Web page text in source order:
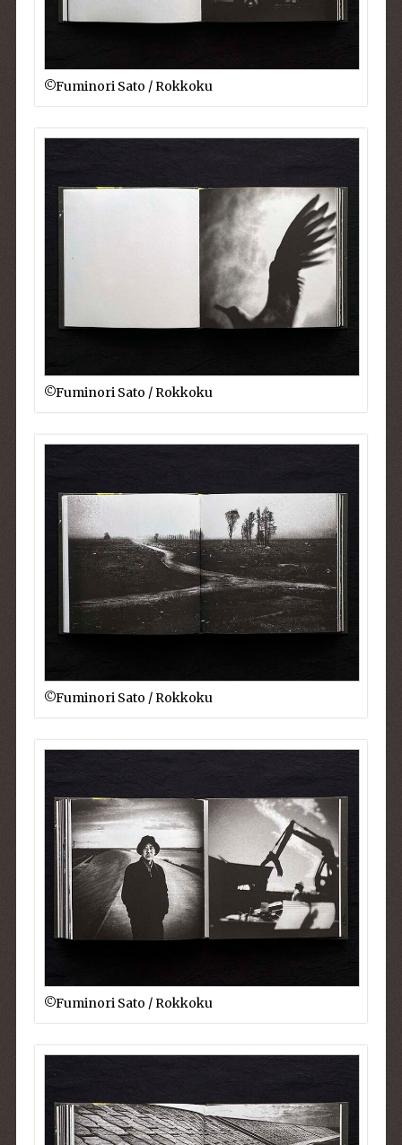
©︎Fuminori Sato / Rokkoku
©︎Fuminori Sato / Rokkoku
©︎Fuminori Sato / Rokkoku
©︎Fuminori Sato / Rokkoku